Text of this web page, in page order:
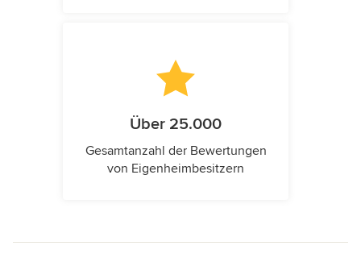
Über 25.000
Gesamtanzahl der Bewertungen
von Eigenheimbesitzern